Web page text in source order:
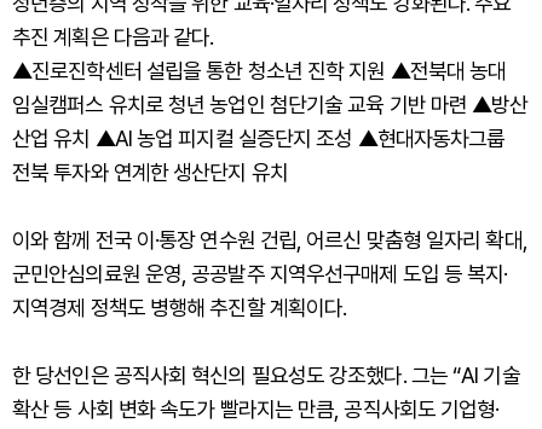
추진 계획은 다음과 같다.
▲진로진학센터 설립을 통한 청소년 진학 지원 ▲전북대 농대
임실캠퍼스 유치로 청년 농업인 첨단기술 교육 기반 마련 ▲방산
산업 유치 ▲AI 농업 피지컬 실증단지 조성 ▲현대자동차그룹
전북 투자와 연계한 생산단지 유치
이와 함께 전국 이·통장 연수원 건립, 어르신 맞춤형 일자리 확대,
군민안심의료원 운영, 공공발주 지역우선구매제 도입 등 복지·
지역경제 정책도 병행해 추진할 계획이다.
한 당선인은 공직사회 혁신의 필요성도 강조했다. 그는 “AI 기술
확산 등 사회 변화 속도가 빨라지는 만큼, 공직사회도 기업형·